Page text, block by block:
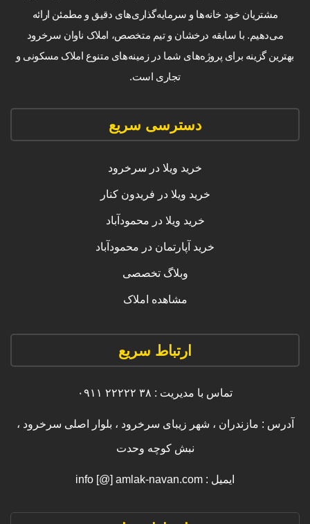
مشتریان خود خانه‌ها و سرمایه‌گذاری‌های دقیق و مطمئن ارائه
می‌دهیم. با سابقه درخشان و تیم متخصص، املاک ناوان سرخرود
بهترین گزینه برای پروژه‌های شما در زمینه‌های متنوع املاک مسکونی و
تجاری است.
دسترسی سریع
خرید ویلا در سرخرود
خرید ویلا در فریدون کنار
خرید ویلا در محمودآباد
خرید آپارتمان در محمودآباد
وبلاگ تخصصی
مشاهده املاک
ارتباط سریع
تماس با مدیریت : ۳۸ ۲۲۲۲۲ ۰۹۱۱
آدرس : مازندران ، شهر زیبای سرخرود ، بلوار اصلی سرخرود ،
نبش کوچه وحدت
ایمیل : info [@] amlak-navan.com